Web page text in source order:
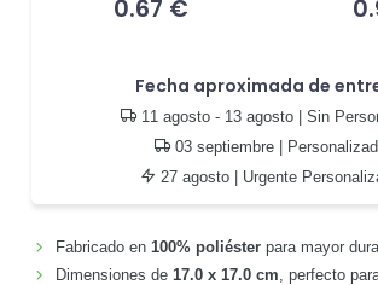
0.67 €
Fecha aproximada de
11 agosto - 13 agosto| Sin
03 septiembre |
27 agosto | Urgente
Fabricado en 100% poliésterpara mayor
Dimensiones de 17.0 x 17.0 cm , perfecto